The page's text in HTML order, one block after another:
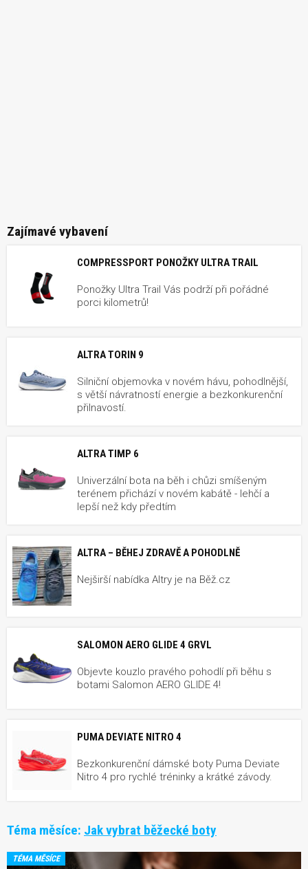
Zajímavé vybavení
COMPRESSPORT PONOŽKY ULTRA TRAIL
Ponožky Ultra Trail Vás podrží při pořádné
porci kilometrů!
ALTRA TORIN 9
Silniční objemovka v novém hávu, pohodlnější,
s větší návratností energie a bezkonkurenční
přilnavostí.
ALTRA TIMP 6
Univerzální bota na běh i chůzi smíšeným
terénem přichází v novém kabátě - lehčí a
lepší než kdy předtím
ALTRA – BĚHEJ ZDRAVĚ A POHODLNĚ
Nejširší nabídka Altry je na Běž.cz
SALOMON AERO GLIDE 4 GRVL
Objevte kouzlo pravého pohodlí při běhu s
botami Salomon AERO GLIDE 4!
PUMA DEVIATE NITRO 4
Bezkonkurenční dámské boty Puma Deviate
Nitro 4 pro rychlé tréninky a krátké závody.
Téma měsíce: Jak vybrat běžecké boty
TÉMA MĚSÍCE